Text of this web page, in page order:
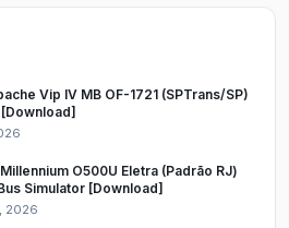
Vip IV MB OF-1721 (SPTrans/SP)
O500U Eletra (Padrão RJ)
Simulator [Download]
2026